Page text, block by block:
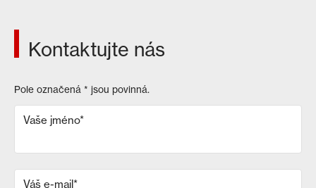
Kontaktujte nás
Pole označená * jsou povinná.
Vaše jméno*
Váš e-mail*